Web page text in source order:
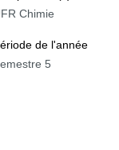
Chimie
de l'année
5